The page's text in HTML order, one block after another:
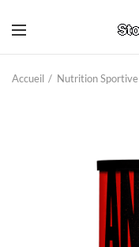
Accueil Nutrition Sportive